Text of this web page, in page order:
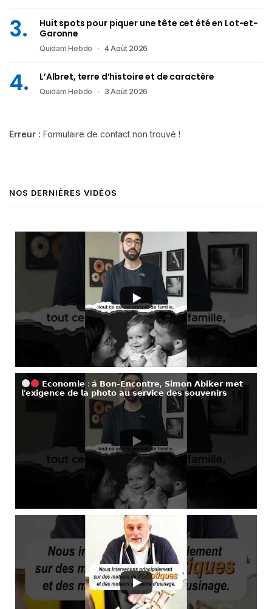
Huit spots pour piquer une tête cet été en Lot-et-
Garonne
Quidam Hebdo 4 Août 2026
L’Albret, terre d’histoire et de caractère
Quidam Hebdo 3 Août 2026
Erreur : Formulaire de contact non trouvé !
NOS DERNIÈRES VIDÉOS
𝗘𝗰𝗼𝗻𝗼𝗺𝗶𝗲 : 𝗮̀ 𝗕𝗼𝗻-𝗘𝗻𝗰𝗼𝗻𝘁𝗿𝗲, 𝗦𝗶𝗺𝗼𝗻 𝗔𝗯𝗶𝗸𝗲𝗿 𝗺𝗲𝘁
𝗹’𝗲𝘅𝗶𝗴𝗲𝗻𝗰𝗲 𝗱𝗲 𝗹𝗮 𝗽𝗵𝗼𝘁𝗼 𝗮𝘂 𝘀𝗲𝗿𝘃𝗶𝗰𝗲 𝗱𝗲𝘀 𝘀𝗼𝘂𝘃𝗲𝗻𝗶𝗿𝘀